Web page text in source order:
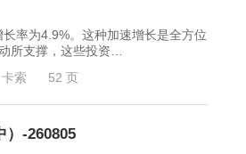
率为4.9%。这种加速增长是全方位
所支撑，这些投资…
索 52 页
）-260805